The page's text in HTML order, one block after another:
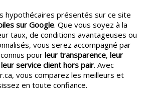
▼
hypothécaires présentés sur ce site
sur Google. Que vous soyez à la
taux, de conditions avantageuses ou
vous serez accompagné par
pour leur transparence, leur
leur service client hors pair. Avec
vous comparez les meilleurs et
en toute confiance.